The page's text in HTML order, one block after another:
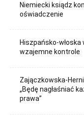
Niemiecki ksiądz
oświadczenie
Hiszpańsko-włoska
wzajemne kontrole
Zajączkowska-
„Będę nagłaśniać
prawa”